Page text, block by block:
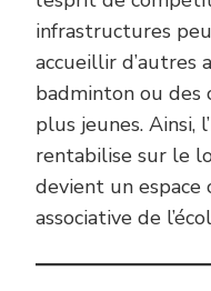
infrastructures
accueillir d’autres
badminton ou des
plus jeunes. Ainsi,
rentabilise sur le
devient un
associative de